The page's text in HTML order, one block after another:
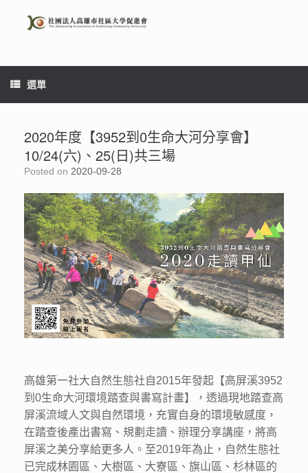
content
選單
2020年度【3952到0生命大河分享會】
10/24(六)、25(日)共三場
Posted on 2020-09-28
高雄第一社大自然生態社自2015年發起【高屏溪3952
到0生命大河環境踏查與書寫計畫】，透過現地踏查高
屏溪流域人文與自然環境，充實自身的環境敏感度，
在踏查後產出書寫、規劃走讀、辦理分享講座，將高
屏溪之美分享給更多人。至2019年為止，自然生態社
已完成林園區、大樹區、大寮區、旗山區、杉林區的